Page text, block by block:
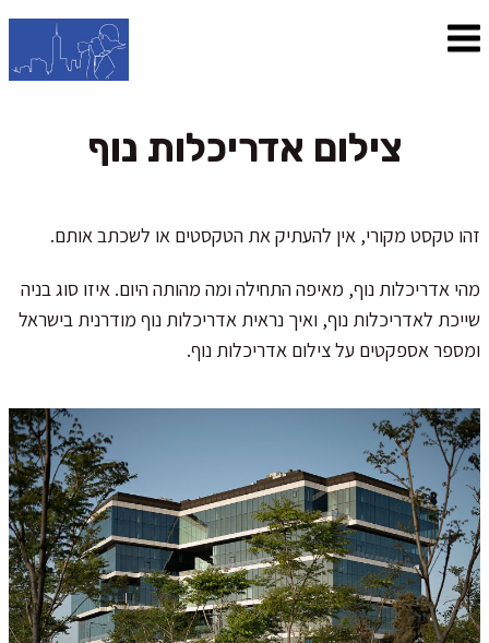
צילום אדריכלות נוף
זהו טקסט מקורי, אין להעתיק את הטקסטים או לשכתב אותם.
מהי אדריכלות נוף, מאיפה התחילה ומה מהותה היום. איזו סוג בניה
שייכת לאדריכלות נוף, ואיך נראית אדריכלות נוף מודרנית בישראל
ומספר אספקטים על צילום אדריכלות נוף.